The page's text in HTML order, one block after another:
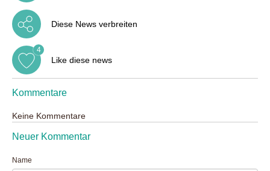
Diese News verbreiten
Like diese news
4
Kommentare
Keine Kommentare
Neuer Kommentar
Name